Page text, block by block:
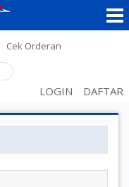
Cek Orderan
LOGIN DAFTAR